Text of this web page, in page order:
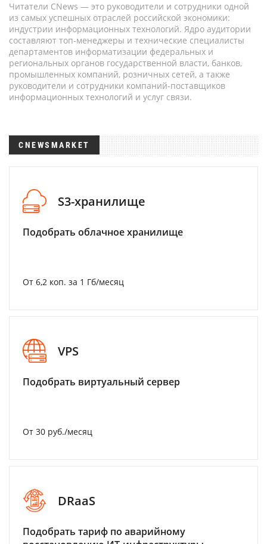
Читатели CNews — это руководители и сотрудники одной
из самых успешных отраслей российской экономики:
индустрии информационных технологий. Ядро аудитории
составляют топ-менеджеры и технические специалисты
департаментов информатизации федеральных и
региональных органов государственной власти, банков,
промышленных компаний, розничных сетей, а также
руководители и сотрудники компаний-поставщиков
информационных технологий и услуг связи.
CNEWSMARKET
S3-хранилище
Подобрать облачное хранилище
От 6,2 коп. за 1 Гб/месяц
VPS
Подобрать виртуальный сервер
От 30 руб./месяц
DRaaS
Подобрать тариф по аварийному